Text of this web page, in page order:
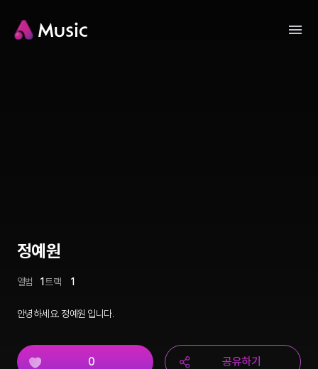
정예원
앨범 1 트랙 1
안녕하세요. 정예원 입니다.
0 공유하기